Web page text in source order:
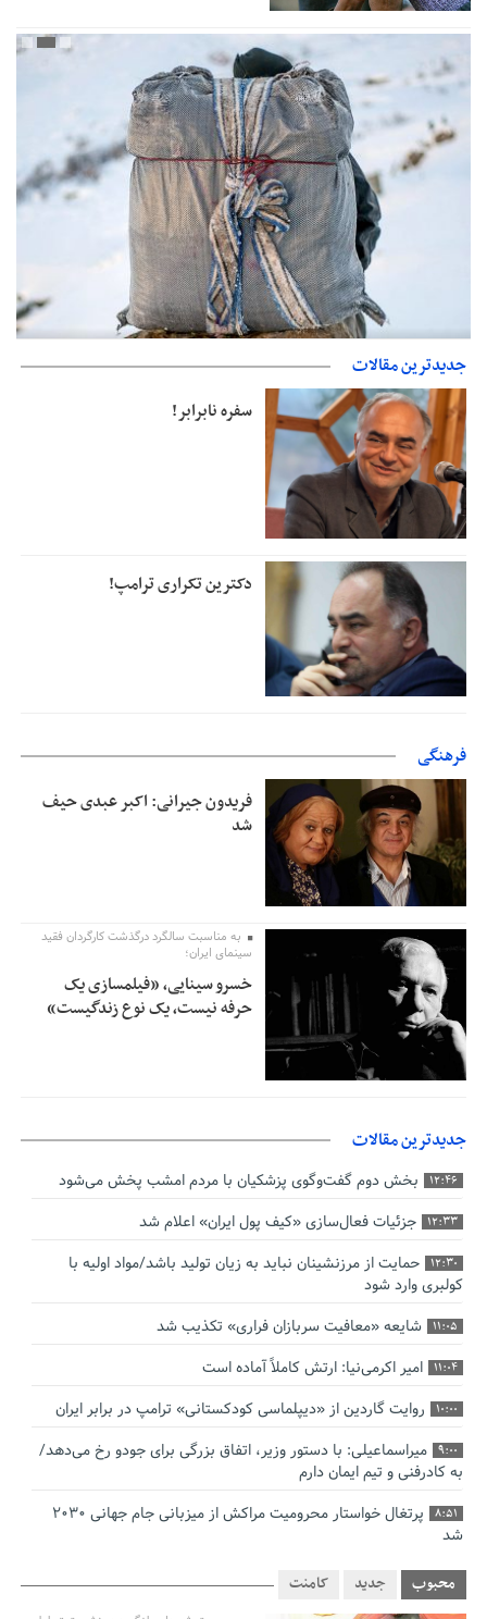
حمایت از مرزنشینان نباید به زیان تولید باشد/مواد اولیه با کولبری
وارد شود
جدیدترین مقالات
سفره نابرابر!
دکترین تکراری ترامپ!
فرهنگی
فریدون جیرانی: اکبر عبدی حیف
شد
به مناسبت سالگرد درگذشت کارگردان فقید
سینمای ایران؛
خسرو سینایی، «فیلمسازی یک
حرفه نیست، یک نوع زندگیست»
جدیدترین مقالات
12:46 بخش دوم گفت‌وگوی پزشکیان با مردم امشب پخش می‌شود
12:33 جزئیات فعال‌سازی «کیف پول ایران» اعلام شد
12:30
حمایت از مرزنشینان نباید به زیان تولید باشد/مواد اولیه با
کولبری وارد شود
11:05 شایعه «معافیت سربازان فراری» تکذیب شد
11:04 امیر اکرمی‌نیا: ارتش کاملاً آماده است
10:00 روایت گاردین از «دیپلماسی کودکستانی» ترامپ در برابر ایران
9:00
میراسماعیلی: با دستور وزیر، اتفاق بزرگی برای جودو رخ می‌دهد/
به کادرفنی و تیم ایمان دارم
8:51
پرتغال خواستار محرومیت مراکش از میزبانی جام جهانی ۲۰۳۰
شد
فریدون جیرانی: اکبر عبدی حیف شدمحبوب جدید کامنت